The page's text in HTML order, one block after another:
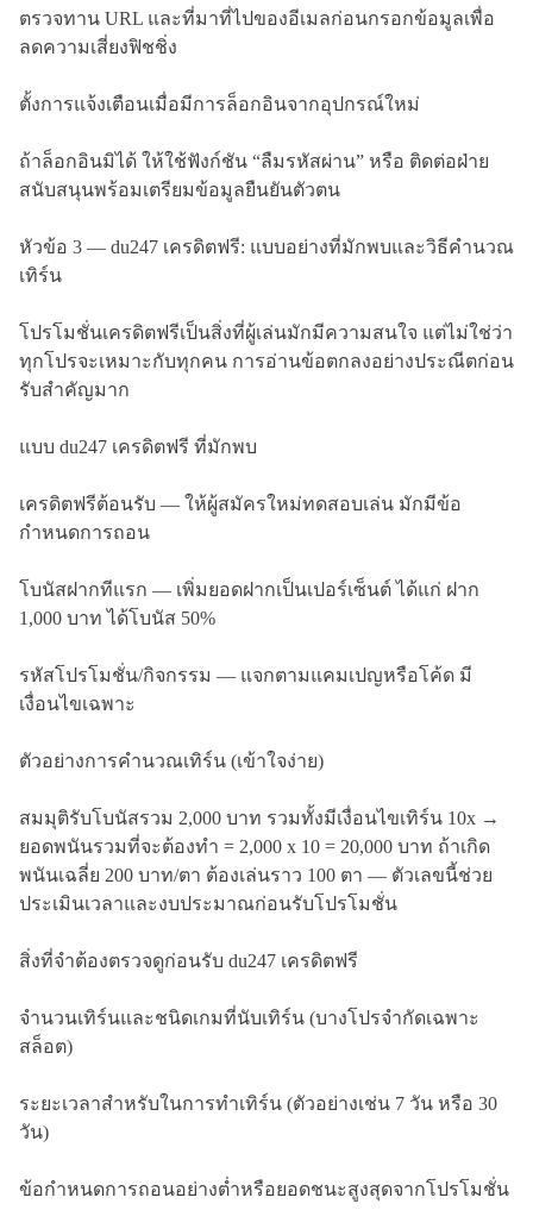
ตรวจทาน URL และที่มาที่ไปของอีเมลก่อนกรอกข้อมูลเพื่อ
ลดความเสี่ยงฟิชชิ่ง
ตั้งการแจ้งเตือนเมื่อมีการล็อกอินจากอุปกรณ์ใหม่
ถ้าล็อกอินมิได้ ให้ใช้ฟังก์ชัน “ลืมรหัสผ่าน” หรือ ติดต่อฝ่าย
สนับสนุนพร้อมเตรียมข้อมูลยืนยันตัวตน
หัวข้อ 3 — du247 เครดิตฟรี: แบบอย่างที่มักพบและวิธีคำนวณ
เทิร์น
โปรโมชั่นเครดิตฟรีเป็นสิ่งที่ผู้เล่นมักมีความสนใจ แต่ไม่ใช่ว่า
ทุกโปรจะเหมาะกับทุกคน การอ่านข้อตกลงอย่างประณีตก่อน
รับสำคัญมาก
แบบ du247 เครดิตฟรี ที่มักพบ
เครดิตฟรีต้อนรับ — ให้ผู้สมัครใหม่ทดสอบเล่น มักมีข้อ
กำหนดการถอน
โบนัสฝากทีแรก — เพิ่มยอดฝากเป็นเปอร์เซ็นต์ ได้แก่ ฝาก
1,000 บาท ได้โบนัส 50%
รหัสโปรโมชั่น/กิจกรรม — แจกตามแคมเปญหรือโค้ด มี
เงื่อนไขเฉพาะ
ตัวอย่างการคำนวณเทิร์น (เข้าใจง่าย)
สมมุติรับโบนัสรวม 2,000 บาท รวมทั้งมีเงื่อนไขเทิร์น 10x →
ยอดพนันรวมที่จะต้องทำ = 2,000 x 10 = 20,000 บาท ถ้าเกิด
พนันเฉลี่ย 200 บาท/ตา ต้องเล่นราว 100 ตา — ตัวเลขนี้ช่วย
ประเมินเวลาและงบประมาณก่อนรับโปรโมชั่น
สิ่งที่จำต้องตรวจดูก่อนรับ du247 เครดิตฟรี
จำนวนเทิร์นและชนิดเกมที่นับเทิร์น (บางโปรจำกัดเฉพาะ
สล็อต)
ระยะเวลาสำหรับในการทำเทิร์น (ตัวอย่างเช่น 7 วัน หรือ 30
วัน)
ข้อกำหนดการถอนอย่างต่ำหรือยอดชนะสูงสุดจากโปรโมชั่น